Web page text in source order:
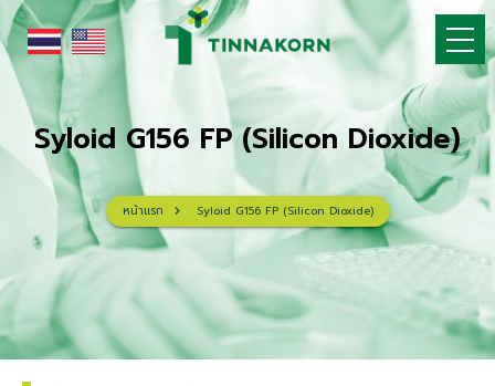
Skip
to
content
Syloid G156 FP (Silicon Dioxide)
หน้าแรก Syloid G156 FP (Silicon Dioxide)